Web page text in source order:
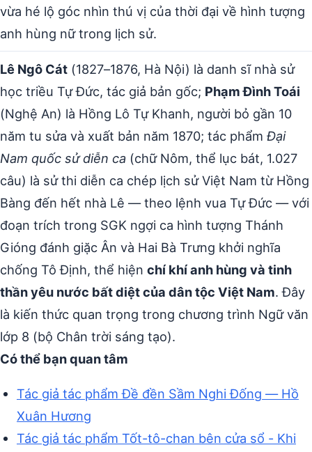
vừa hé lộ góc nhìn thú vị của thời đại về hình tượng
anh hùng nữ trong lịch sử.
Lê Ngô Cát (1827–1876, Hà Nội) là danh sĩ nhà sử
học triều Tự Đức, tác giả bản gốc; Phạm Đình Toái
(Nghệ An) là Hồng Lô Tự Khanh, người bỏ gần 10
năm tu sửa và xuất bản năm 1870; tác phẩm Đại
Nam quốc sử diễn ca (chữ Nôm, thể lục bát, 1.027
câu) là sử thi diễn ca chép lịch sử Việt Nam từ Hồng
Bàng đến hết nhà Lê — theo lệnh vua Tự Đức — với
đoạn trích trong SGK ngợi ca hình tượng Thánh
Gióng đánh giặc Ân và Hai Bà Trưng khởi nghĩa
chống Tô Định, thể hiện chí khí anh hùng và tinh
thần yêu nước bất diệt của dân tộc Việt Nam. Đây
là kiến thức quan trọng trong chương trình Ngữ văn
lớp 8 (bộ Chân trời sáng tạo).
Có thể bạn quan tâm
Tác giả tác phẩm Đề đền Sầm Nghi Đống — Hồ
Xuân Hương
Tác giả tác phẩm Tốt-tô-chan bên cửa sổ - Khi